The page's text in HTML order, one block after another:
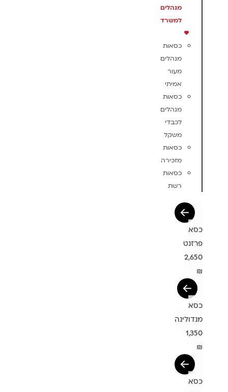
מנהלים
למשרד
כסאות
מנהלים
מעור
אמיתי
כסאות
מנהלים
לכבדי
משקל
כסאות
מזכירה
כסאות
רשת
כסא
פרזנט
2,650
₪
כסא
מנדולינה
1,350
₪
כסא